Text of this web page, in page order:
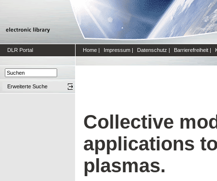
DLR Portal Home | Impressum | Datenschutz | Barrierefreiheit |
Erweiterte Suche
Collective
applications
plasmas.